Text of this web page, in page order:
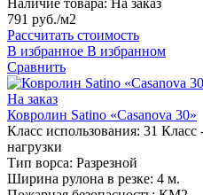
Наличие товара: На заказ
791 руб./м2
Рассчитать стоимость
В избранное В избранном
Сравнить
На заказ
Ковролин Satino «Casanova 30»
Класс использования: 31 Класс
нагрузки
Тип ворса: Разрезной
Ширина рулона в резке: 4 м.